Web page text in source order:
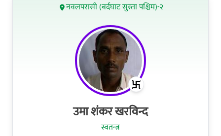
नवलपरासी (बर्दघाट सुस्ता पश्चिम)-२
उमा शंकर खरविन्द
स्वतन्त्र